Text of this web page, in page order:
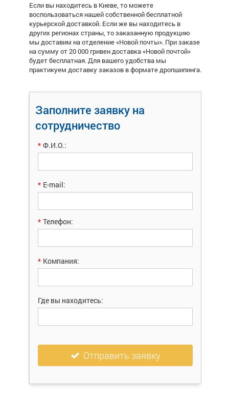
Если вы находитесь в Киеве, то можете
воспользоваться нашей собственной бесплатной
курьерской доставкой. Если же вы находитесь в
других регионах страны, то заказанную продукцию
мы доставим на отделение «Новой почты». При заказе
на сумму от 20 000 гривен доставка «Новой почтой»
будет бесплатная. Для вашего удобства мы
практикуем доставку заказов в формате дропшипинга.
Заполните заявку на
сотрудничество
* Ф.И.О.:
* E-mail:
* Телефон:
* Компания:
Где вы находитесь:
Отправить заявку